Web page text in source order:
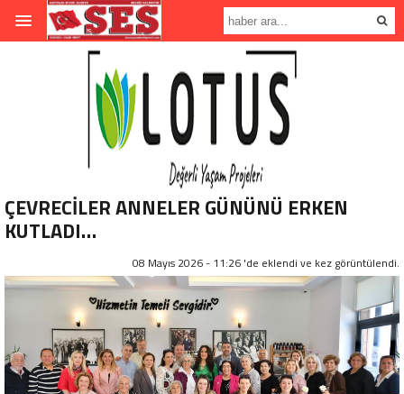
ÇEVRECİLER ANNELER GÜNÜNÜ ERKEN
KUTLADI…
08 Mayıs 2026 - 11:26 'de eklendi ve kez görüntülendi.